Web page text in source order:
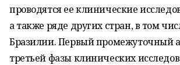
проводятся ее клинические
а также ряде других стран, в том
Бразилии. Первый промежуточный
третьей фазы клинических